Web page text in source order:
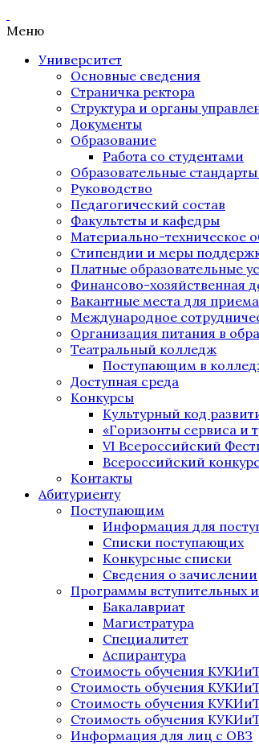
Меню
Университет
Основные сведения
Страничка ректора
Структура и органы
Документы
Образование
Работа со студентами
Образовательные
Руководство
Педагогический состав
Факультеты и кафедры
Материально-техническое
Стипендии и меры
Платные образовательные
Финансово-хозяйственная
Вакантные места для
Международное
Организация питания в
Театральный колледж
Поступающим в
Доступная среда
Конкурсы
Культурный код
«Горизонты сервиса и
VI Всероссийский
Всероссийский
Контакты
Абитуриенту
Поступающим
Информация для
Списки поступающих
Конкурсные списки
Сведения о зачислении
Программы вступительных
Бакалавриат
Магистратура
Специалитет
Аспирантура
Стоимость обучения
Стоимость обучения
Стоимость обучения
Стоимость обучения
Информация для лиц с ОВЗ